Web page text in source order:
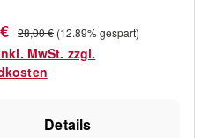
Regulärer Preis:
28,00 € (12.89% gespart)
MwSt. zzgl.
Details